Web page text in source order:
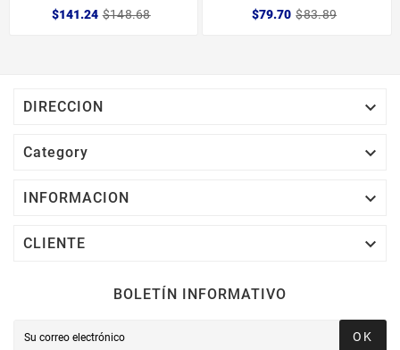
$141.24 $148.68
$79.70 $83.89
DIRECCION 
Category 
INFORMACION 
CLIENTE 
BOLETÍN INFORMATIVO
OK